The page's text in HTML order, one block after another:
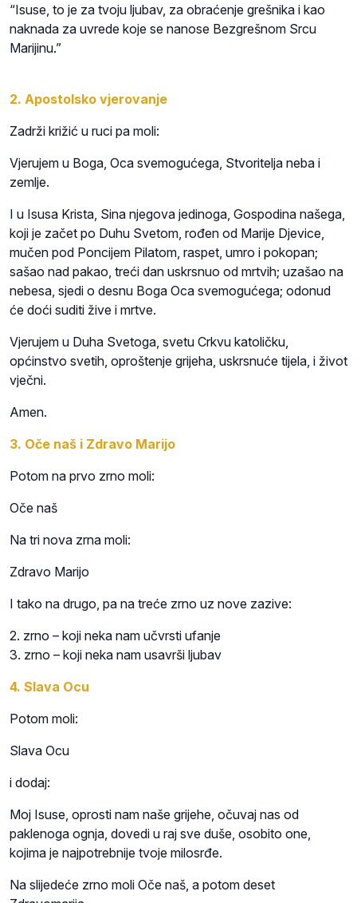
“Isuse, to je za tvoju ljubav, za obraćenje grešnika i kao
naknada za uvrede koje se nanose Bezgrešnom Srcu
Marijinu.”
2. Apostolsko vjerovanje
Zadrži križić u ruci pa moli:
Vjerujem u Boga, Oca svemogućega, Stvoritelja neba i
zemlje.
I u Isusa Krista, Sina njegova jedinoga, Gospodina našega,
koji je začet po Duhu Svetom, rođen od Marije Djevice,
mučen pod Poncijem Pilatom, raspet, umro i pokopan;
sašao nad pakao, treći dan uskrsnuo od mrtvih; uzašao na
nebesa, sjedi o desnu Boga Oca svemogućega; odonud
će doći suditi žive i mrtve.
Vjerujem u Duha Svetoga, svetu Crkvu katoličku,
općinstvo svetih, oproštenje grijeha, uskrsnuće tijela, i život
vječni.
Amen.
3. Oče naš i Zdravo Marijo
Potom na prvo zrno moli:
Oče naš
Na tri nova zrna moli:
Zdravo Marijo
I tako na drugo, pa na treće zrno uz nove zazive:
2. zrno – koji neka nam učvrsti ufanje
3. zrno – koji neka nam usavrši ljubav
4. Slava Ocu
Potom moli:
Slava Ocu
i dodaj:
Moj Isuse, oprosti nam naše grijehe, očuvaj nas od
paklenoga ognja, dovedi u raj sve duše, osobito one,
kojima je najpotrebnije tvoje milosrđe.
Na slijedeće zrno moli Oče naš, a potom deset